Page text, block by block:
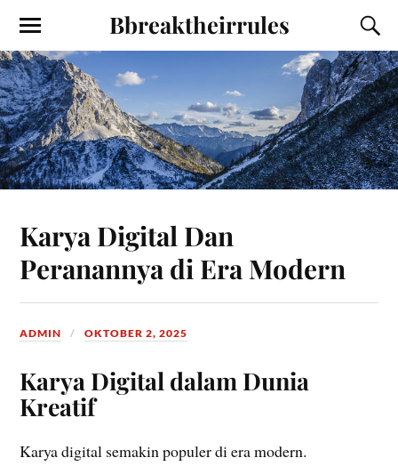
Bbreaktheirrules
Karya Digital Dan
Peranannya di Era Modern
ADMIN OKTOBER 2, 2025
Karya Digital dalam Dunia
Kreatif
Karya digital semakin populer di era modern.